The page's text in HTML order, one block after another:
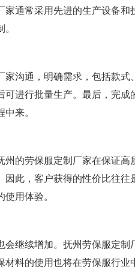
通常采用先进的生产设备
沟通，明确需求，包括款
进行批量生产。最后，完
来。
的劳保服定制厂家在保证
此，客户获得的性价比往
用体验。
继续增加。抚州劳保服定
料的使用也将在劳保服行